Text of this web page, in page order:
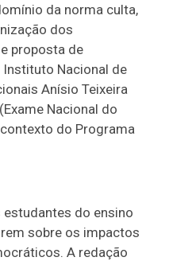
da norma culta,
dos
proposta de
Nacional de
Anísio Teixeira
Nacional do
do Programa
do ensino
sobre os impactos
A redação